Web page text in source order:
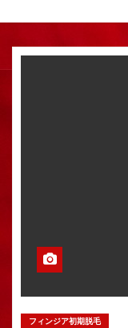
フィンジア初期脱毛